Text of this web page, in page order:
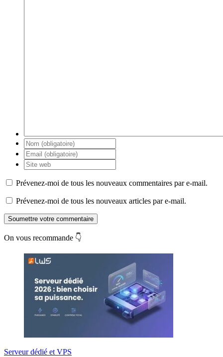
Prévenez-moi de tous les nouveaux commentaires par e-mail.
Prévenez-moi de tous les nouveaux articles par e-mail.
Soumettre votre commentaire
On vous recommande 👇
Serveur dédié et VPS